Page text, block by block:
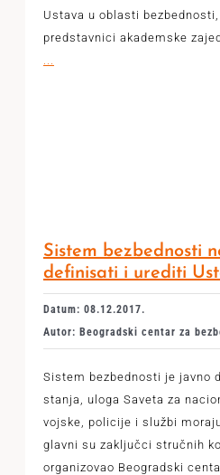
Ustava u oblasti
predstavnici akademske
...
Sistem bezbednosti
definisati i urediti
Datum: 08.12.2017.
Autor: Beogradski centar za
Sistem bezbednosti je javno
stanja, uloga Saveta za
vojske, policije i službi
glavni su zaključci stručnih
organizovao Beogradski